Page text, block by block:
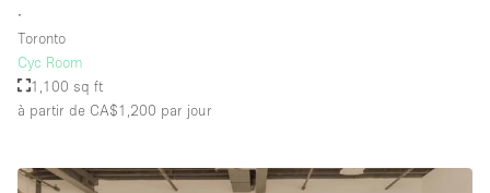
∙
Toronto
Cyc Room
1,100 sq ft
à partir de CA$1,200 par jour